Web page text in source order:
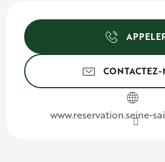
Ouverture et
www.reservation.seine-